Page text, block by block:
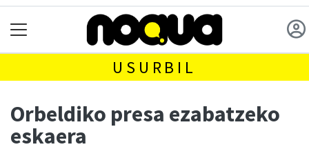
USURBIL
Orbeldiko presa ezabatzeko
eskaera